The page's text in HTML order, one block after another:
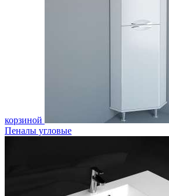
корзиной
Пеналы угловые